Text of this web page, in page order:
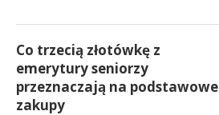
Co trzecią złotówkę z
emerytury seniorzy
przeznaczają na podstawowe
zakupy